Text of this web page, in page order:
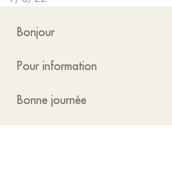
Bonjour
Pour information
Bonne journée